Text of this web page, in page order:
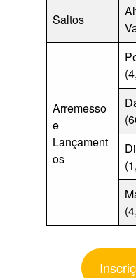
Saltos
Arremesso
e
Lançament
os